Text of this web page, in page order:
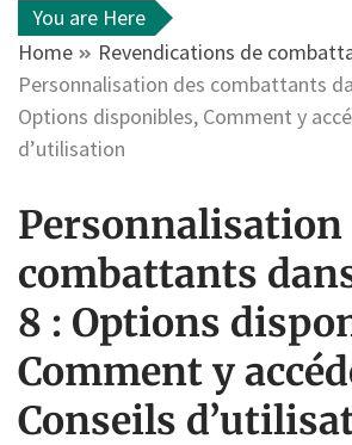
You are Here
Home
Revendications de
Personnalisation des combattants
Options disponibles, Comment y
d’utilisation
Personnalisation
combattants
8 : Options
Comment y
Conseils